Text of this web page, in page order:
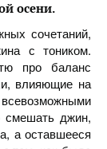
осени.
сочетаний,
с тоником.
про баланс
влияющие на
смешать джин,
а оставшееся